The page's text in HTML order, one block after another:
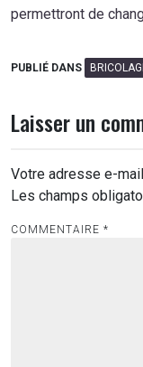
permettront de
PUBLIÉ DANS
Laisser un
Votre adresse e-
Les champs
COMMENTAIRE *